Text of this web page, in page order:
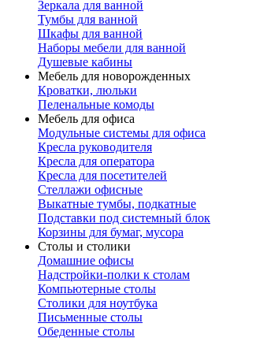
Зеркала для ванной
Тумбы для ванной
Шкафы для ванной
Наборы мебели для ванной
Душевые кабины
Мебель для новорожденных
Кроватки, люльки
Пеленальные комоды
Мебель для офиса
Модульные системы для офиса
Кресла руководителя
Кресла для оператора
Кресла для посетителей
Стеллажи офисные
Выкатные тумбы, подкатные
Подставки под системный блок
Корзины для бумаг, мусора
Столы и столики
Домашние офисы
Надстройки-полки к столам
Компьютерные столы
Столики для ноутбука
Письменные столы
Обеденные столы